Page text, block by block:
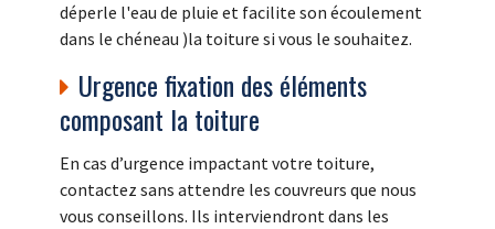
déperle l'eau de pluie et facilite son écoulement
dans le chéneau )la toiture si vous le souhaitez.
Urgence fixation des éléments
composant la toiture
En cas d’urgence impactant votre toiture,
contactez sans attendre les couvreurs que nous
vous conseillons. Ils interviendront dans les